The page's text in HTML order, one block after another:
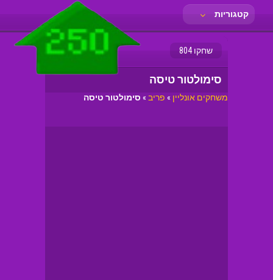
קטגוריות
שחקו 804
סימולטור טיסה
משחקים אונליין » פריב » סימולטור טיסה